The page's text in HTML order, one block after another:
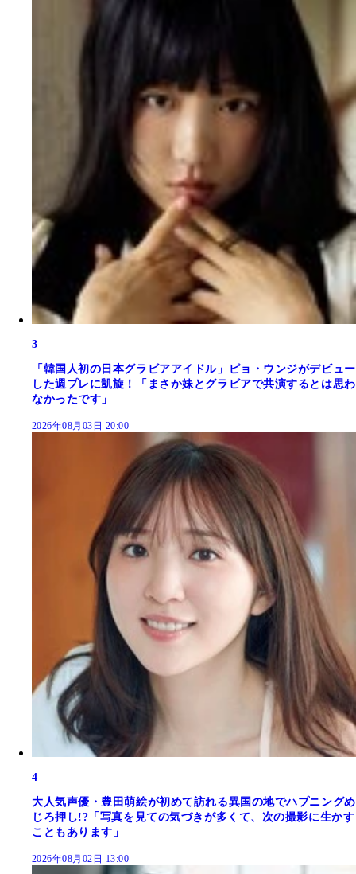
3
「韓国人初の日本グラビアアイドル」ピョ・ウンジがデビュー
した週プレに凱旋！「まさか妹とグラビアで共演するとは思わ
なかったです」
2026年08月03日 20:00
4
大人気声優・豊田萌絵が初めて訪れる異国の地でハプニングめ
じろ押し!?「写真を見ての気づきが多くて、次の撮影に生かす
こともあります」
2026年08月02日 13:00